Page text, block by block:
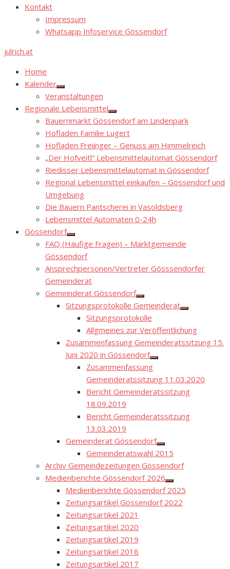
Kontakt
Impressum
Whatsapp Infoservice Gössendorf
julrich.at
Home
Kalender
Show
sub
menu
Veranstaltungen
Regionale Lebensmittel
Show
sub
menu
Bauernmarkt Gössendorf am Lindenpark
Hofladen Familie Lugert
Hofladen Freiinger – Genuss am Himmelreich
„Der Hofveitl“ Lebensmittelautomat Gössendorf
Riedisser Lebensmittelautomat in Gössendorf
Regional Lebensmittel einkaufen – Gössendorf und
Umgebung
Die Bauern Pantscherei in Vasoldsberg
Lebensmittel Automaten 0-24h
Gössendorf
Show
sub
menu
FAQ (Häufige Fragen) – Marktgemeinde
Gössendorf
Ansprechpersonen/Vertreter Gösssendorfer
Gemeinderat
Gemeinderat Gössendorf
Show
sub
menu
Sitzungsprotokolle Gemeinderat
Show
menu
Sitzungsprotokolle
Allgmeines zur Veröffentlichung
Zusammenfassung Gemeinderatssitzung 15.
Juni 2020 in Gössendorf
Show
menu
Zusammenfassung
Gemeinderatssitzung 11.03.2020
Bericht Gemeinderatssitzung
18.09.2019
Bericht Gemeinderatssitzung
13.03.2019
Gemeinderat Gössendorf
Show
sub
menu
Gemeinderatswahl 2015
Archiv Gemeindezeitungen Gössendorf
Medienberichte Gössendorf 2026
Show
sub
menu
Medienberichte Gössendorf 2025
Zeitungsartikel Gössendorf 2022
Zeitungsartikel 2021
Zeitungsartikel 2020
Zeitungsartikel 2019
Zeitungsartikel 2018
Zeitungsartikel 2017